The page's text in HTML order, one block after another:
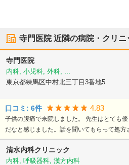
寺門医院近隣の病院・クリニ
寺門医院
内科, 小児科, 外科, ...
東京都練馬区中村北三丁目3番地5
口コミ: 6件 4.83
子供の腹痛で来院しました。 先生はとても
だなと感じました。話を聞いてもらって処方
清水内科クリニック
内科, 呼吸器科, 漢方内科